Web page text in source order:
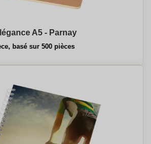
A5 - Parnay
basé sur 500 pièces